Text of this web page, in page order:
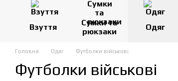
Взуття
Сумки та
рюкзаки
Одяг
Головна Одяг Футболки військові
Футболки військові